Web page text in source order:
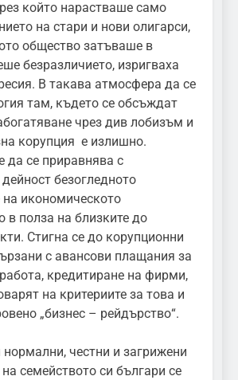
който нарастваше само
на стари и нови олигарси,
общество затъваше в
безразличието, изригваха
В такава атмосфера да се
там, където се обсъждат
чрез див лобизъм и
корупция е излишно.
да се приравнява с
безогледното
на икономическото
в полза на близките до
Стигна се до корупционни
с авансови плащания за
кредитиране на фирми,
на критериите за това и
„бизнес – рейдърство“.
честни и загрижени
семейството си българи се